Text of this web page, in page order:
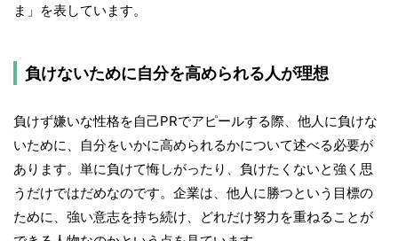
ま」を表しています。
負けないために自分を高められる人が理想
負けず嫌いな性格を自己PRでアピールする際、他人に負けな
いために、自分をいかに高められるかについて述べる必要が
あります。単に負けて悔しがったり、負けたくないと強く思
うだけではだめなのです。企業は、他人に勝つという目標の
ために、強い意志を持ち続け、どれだけ努力を重ねることが